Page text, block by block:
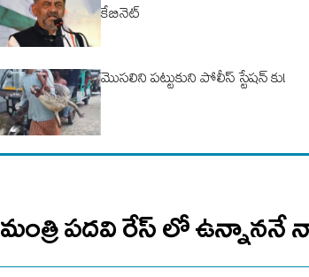
కేబినెట్
మొసలిని పట్టుకుని పోలీస్ స్టేషన్ కు!
మంత్రి పదవి రేస్ లో ఉన్నాననే